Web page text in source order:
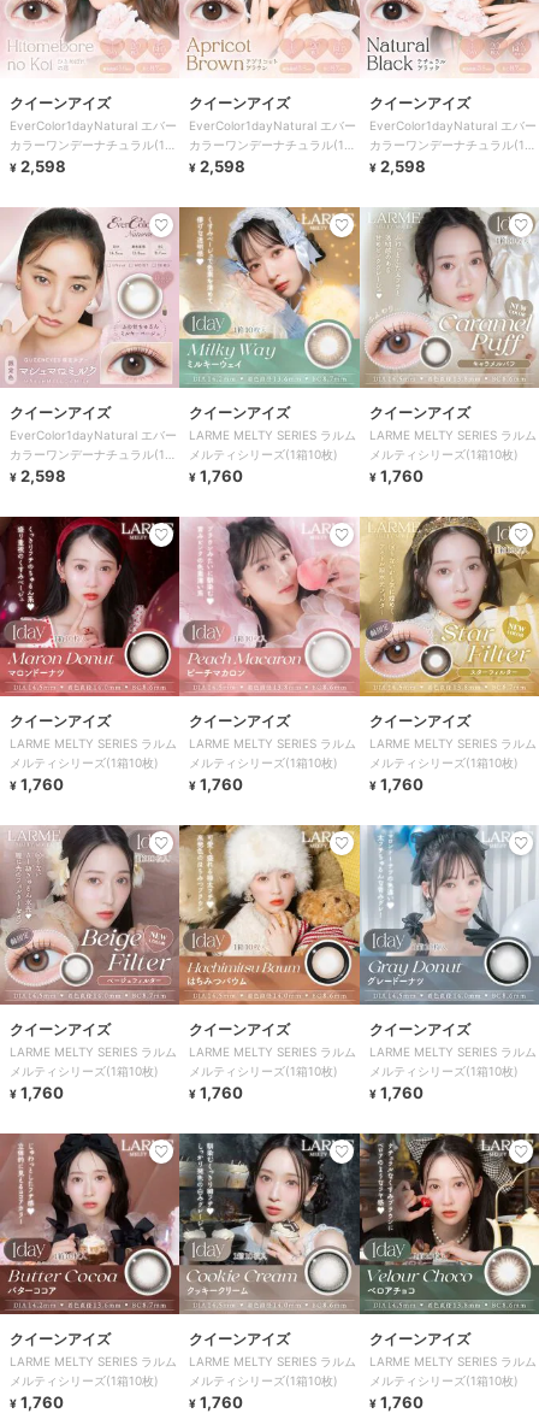
クイーンアイズ
EverColor1dayNatural エバー
カラーワンデーナチュラル(1箱
20枚)
¥ 2,598
クイーンアイズ
EverColor1dayNatural エバー
カラーワンデーナチュラル(1箱
20枚)
¥ 2,598
クイーンアイズ
EverColor1dayNatural エバー
カラーワンデーナチュラル(1箱
20枚)
¥ 2,598
クイーンアイズ
EverColor1dayNatural エバー
カラーワンデーナチュラル(1箱
20枚)
¥ 2,598
クイーンアイズ
LARME MELTY SERIES ラルム
メルティシリーズ(1箱10枚)
¥ 1,760
クイーンアイズ
LARME MELTY SERIES ラルム
メルティシリーズ(1箱10枚)
¥ 1,760
クイーンアイズ
LARME MELTY SERIES ラルム
メルティシリーズ(1箱10枚)
¥ 1,760
クイーンアイズ
LARME MELTY SERIES ラルム
メルティシリーズ(1箱10枚)
¥ 1,760
クイーンアイズ
LARME MELTY SERIES ラルム
メルティシリーズ(1箱10枚)
¥ 1,760
クイーンアイズ
LARME MELTY SERIES ラルム
メルティシリーズ(1箱10枚)
¥ 1,760
クイーンアイズ
LARME MELTY SERIES ラルム
メルティシリーズ(1箱10枚)
¥ 1,760
クイーンアイズ
LARME MELTY SERIES ラルム
メルティシリーズ(1箱10枚)
¥ 1,760
クイーンアイズ
LARME MELTY SERIES ラルム
メルティシリーズ(1箱10枚)
¥ 1,760
クイーンアイズ
LARME MELTY SERIES ラルム
メルティシリーズ(1箱10枚)
¥ 1,760
クイーンアイズ
LARME MELTY SERIES ラルム
メルティシリーズ(1箱10枚)
¥ 1,760